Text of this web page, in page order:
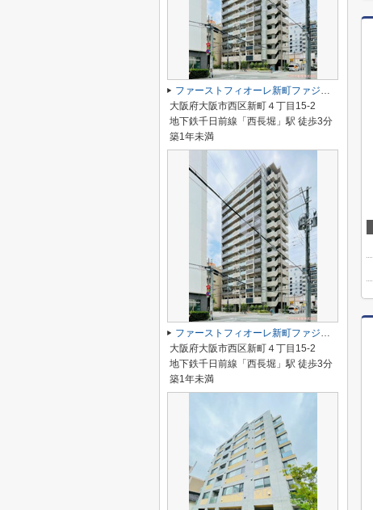
ファーストフィオーレ新町ファジスタ
大阪府大阪市西区新町４丁目15-2
地下鉄千日前線「西長堀」駅 徒歩3分
築1年未満
ファーストフィオーレ新町ファジスタ
大阪府大阪市西区新町４丁目15-2
地下鉄千日前線「西長堀」駅 徒歩3分
築1年未満